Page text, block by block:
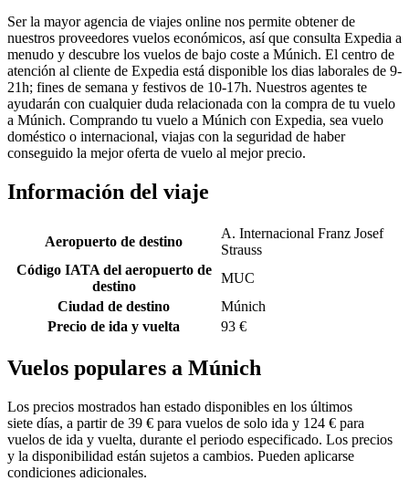
Ser la mayor agencia de viajes online nos permite obtener de
nuestros proveedores vuelos económicos, así que consulta Expedia a
menudo y descubre los vuelos de bajo coste a Múnich. El centro de
atención al cliente de Expedia está disponible los dias laborales de 9-
21h; fines de semana y festivos de 10-17h. Nuestros agentes te
ayudarán con cualquier duda relacionada con la compra de tu vuelo
a Múnich. Comprando tu vuelo a Múnich con Expedia, sea vuelo
doméstico o internacional, viajas con la seguridad de haber
conseguido la mejor oferta de vuelo al mejor precio.
Información del viaje
Aeropuerto de destino
A. Internacional Franz Josef
Strauss
Código IATA del aeropuerto de
destino
MUC
Ciudad de destino
Múnich
Precio de ida y vuelta
93 €
Vuelos populares a Múnich
Los precios mostrados han estado disponibles en los últimos
siete días, a partir de 39 € para vuelos de solo ida y 124 € para
vuelos de ida y vuelta, durante el periodo especificado. Los precios
y la disponibilidad están sujetos a cambios. Pueden aplicarse
condiciones adicionales.